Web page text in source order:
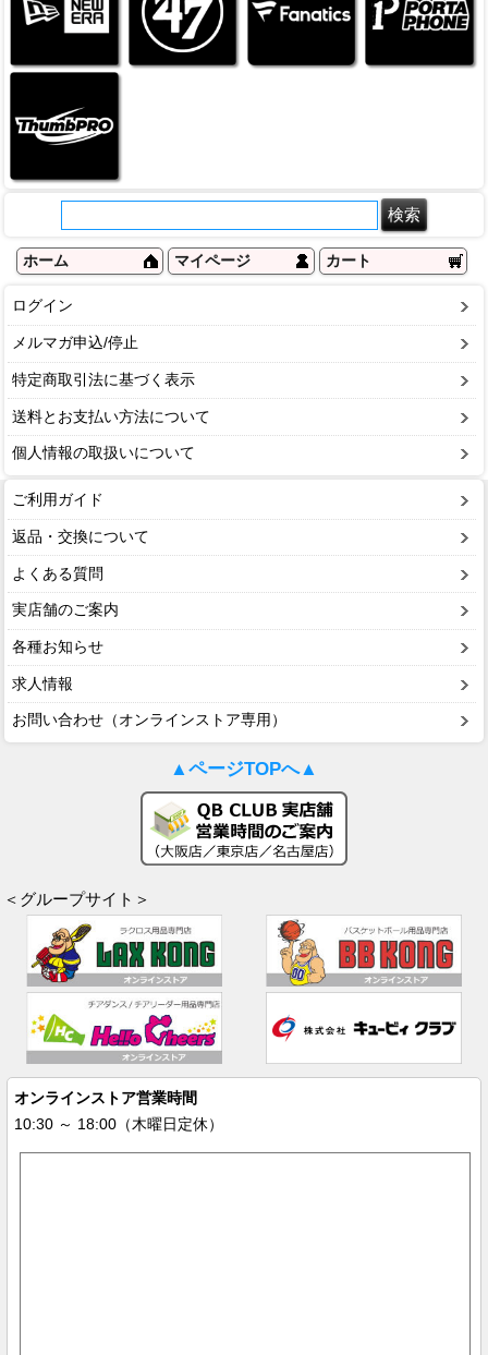
ホーム マイページ カート
ログイン
メルマガ申込/停止
特定商取引法に基づく表示
送料とお支払い方法について
個人情報の取扱いについて
ご利用ガイド
返品・交換について
よくある質問
実店舗のご案内
各種お知らせ
求人情報
お問い合わせ（オンラインストア専用）
▲ページTOPへ▲
＜グループサイト＞
オンラインストア営業時間
10:30 ～ 18:00（木曜日定休）